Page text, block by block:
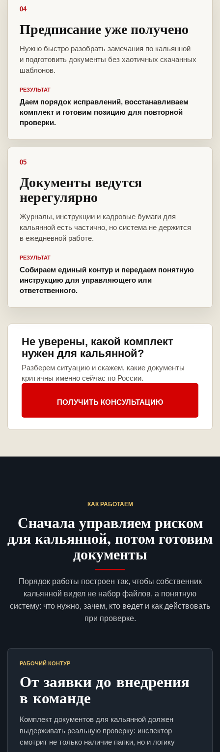
04
Предписание уже получено
Нужно быстро разобрать замечания по кальянной
и подготовить документы без хаотичных скачанных
шаблонов.
РЕЗУЛЬТАТ
Даем порядок исправлений, восстанавливаем
комплект и готовим позицию для повторной
проверки.
05
Документы ведутся
нерегулярно
Журналы, инструкции и кадровые бумаги для
кальянной есть частично, но система не держится
в ежедневной работе.
РЕЗУЛЬТАТ
Собираем единый контур и передаем понятную
инструкцию для управляющего или
ответственного.
Не уверены, какой комплект
нужен для кальянной?
Разберем ситуацию и скажем, какие документы
критичны именно сейчас по России.
ПОЛУЧИТЬ КОНСУЛЬТАЦИЮ
КАК РАБОТАЕМ
Сначала управляем риском
для кальянной, потом готовим
документы
Порядок работы построен так, чтобы собственник
кальянной видел не набор файлов, а понятную
систему: что нужно, зачем, кто ведет и как действовать
при проверке.
РАБОЧИЙ КОНТУР
От заявки до внедрения
в команде
Комплект документов для кальянной должен
выдерживать реальную проверку: инспектор
смотрит не только наличие папки, но и логику